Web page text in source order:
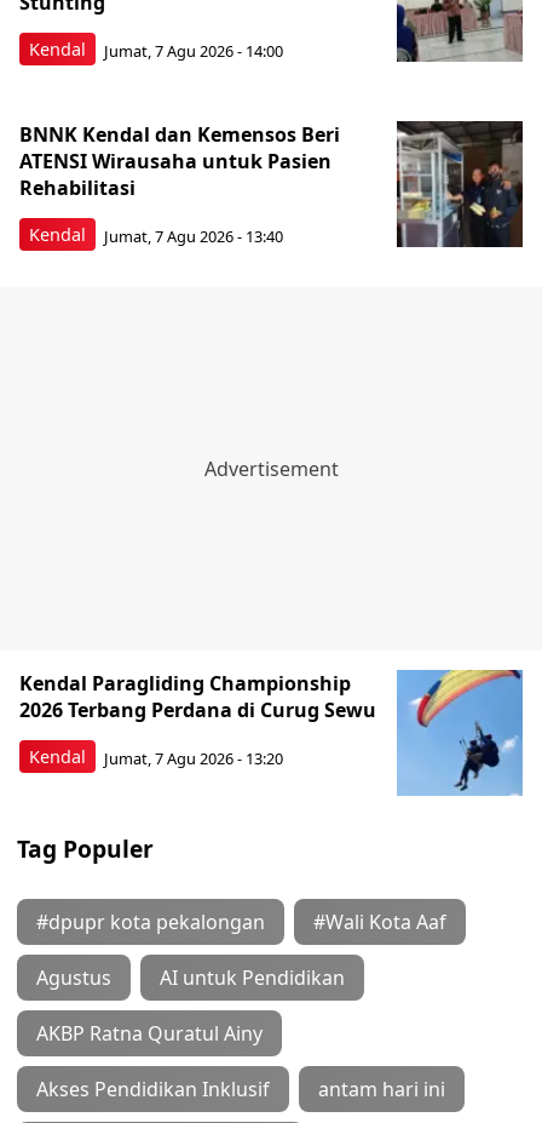
Kendal Jumat, 7 Agu 2026 - 14:00
Kendal
BNNK Kendal dan Kemensos Beri
ATENSI Wirausaha untuk Pasien
Rehabilitasi
Jumat, 7 Agu 2026 - 13:40
Kendal
Kendal Paragliding Championship
2026 Terbang Perdana di Curug Sewu
Jumat, 7 Agu 2026 - 13:20
Tag Populer
#dpupr kota pekalongan #Wali Kota Aaf
Agustus AI untuk Pendidikan
AKBP Ratna Quratul Ainy
Akses Pendidikan Inklusif antam hari ini